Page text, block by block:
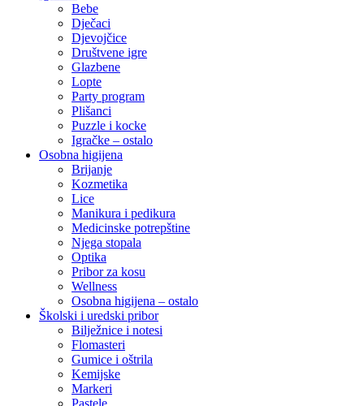
Bebe
Dječaci
Djevojčice
Društvene igre
Glazbene
Lopte
Party program
Plišanci
Puzzle i kocke
Igračke – ostalo
Osobna higijena
Brijanje
Kozmetika
Lice
Manikura i pedikura
Medicinske potrepštine
Njega stopala
Optika
Pribor za kosu
Wellness
Osobna higijena – ostalo
Školski i uredski pribor
Bilježnice i notesi
Flomasteri
Gumice i oštrila
Kemijske
Markeri
Pastele